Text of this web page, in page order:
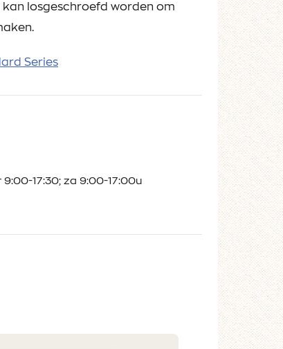
losgeschroefd worden om
Series
9:00-17:30; za 9:00-17:00u